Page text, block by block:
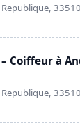
– Coiffeur à